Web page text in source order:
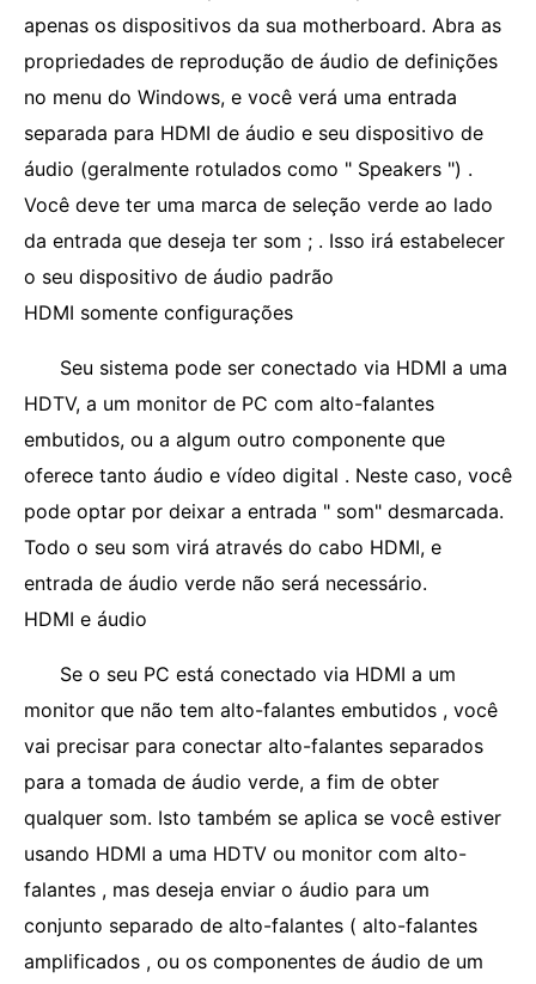
apenas os dispositivos da sua motherboard. Abra as
propriedades de reprodução de áudio de definições
no menu do Windows, e você verá uma entrada
separada para HDMI de áudio e seu dispositivo de
áudio (geralmente rotulados como " Speakers ") .
Você deve ter uma marca de seleção verde ao lado
da entrada que deseja ter som ; . Isso irá estabelecer
o seu dispositivo de áudio padrão
HDMI somente configurações
Seu sistema pode ser conectado via HDMI a uma
HDTV, a um monitor de PC com alto-falantes
embutidos, ou a algum outro componente que
oferece tanto áudio e vídeo digital . Neste caso, você
pode optar por deixar a entrada " som" desmarcada.
Todo o seu som virá através do cabo HDMI, e
entrada de áudio verde não será necessário.
HDMI e áudio
Se o seu PC está conectado via HDMI a um
monitor que não tem alto-falantes embutidos , você
vai precisar para conectar alto-falantes separados
para a tomada de áudio verde, a fim de obter
qualquer som. Isto também se aplica se você estiver
usando HDMI a uma HDTV ou monitor com alto-
falantes , mas deseja enviar o áudio para um
conjunto separado de alto-falantes ( alto-falantes
amplificados , ou os componentes de áudio de um